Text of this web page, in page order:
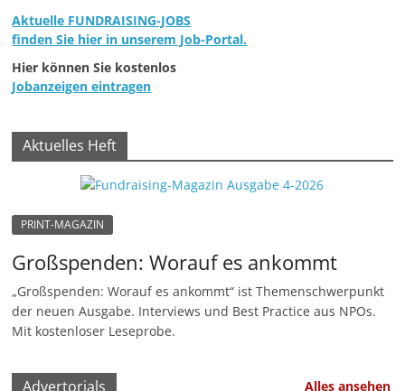
Aktuelle FUNDRAISING-JOBS
finden Sie hier in unserem Job-Portal.
Hier können Sie kostenlos
Jobanzeigen eintragen
Aktuelles Heft
PRINT-MAGAZIN
Großspenden: Worauf es ankommt
„Großspenden: Worauf es ankommt“ ist Themenschwerpunkt
der neuen Ausgabe. Interviews und Best Practice aus NPOs.
Mit kostenloser Leseprobe.
Advertorials Alles ansehen